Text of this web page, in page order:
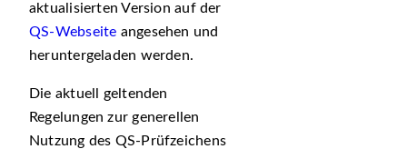
aktualisierten Version auf der
QS-Webseite angesehen und
heruntergeladen werden.
Die aktuell geltenden
Regelungen zur generellen
Nutzung des QS-Prüfzeichens